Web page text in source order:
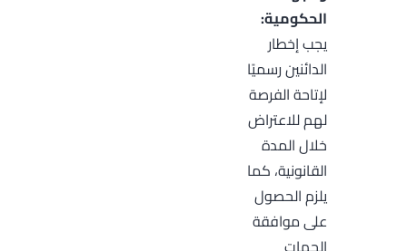
الحكومية:
يجب إخطار
الدائنين رسميًا
لإتاحة الفرصة
لهم للاعتراض
خلال المدة
القانونية، كما
يلزم الحصول
على موافقة